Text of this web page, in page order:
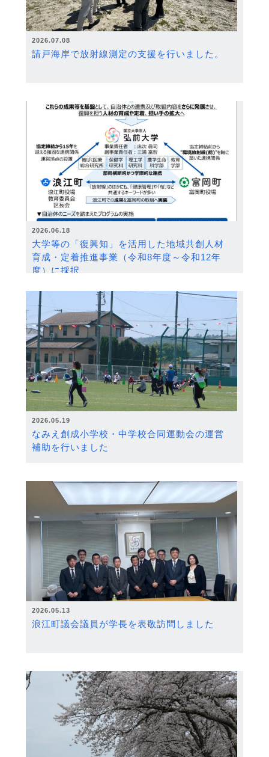
2026.07.08
請戸海岸で放射線測定の支援を行いました。
2026.06.18
大学等の「復興知」を活用した地域共創人材
育成・定着推進事業（令和8年度～令和12年
度）に採択
2026.05.19
なみえ創成小学校・中学校合同運動会の運営
補助を行いました
2026.05.13
浪江町議会議員が学長を表敬訪問しました